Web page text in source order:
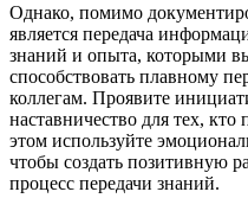
Однако, помимо
является передача
знаний и опыта, которыми
способствовать плавному
коллегам. Проявите
наставничество для тех,
этом используйте
чтобы создать позитивную
процесс передачи знаний.